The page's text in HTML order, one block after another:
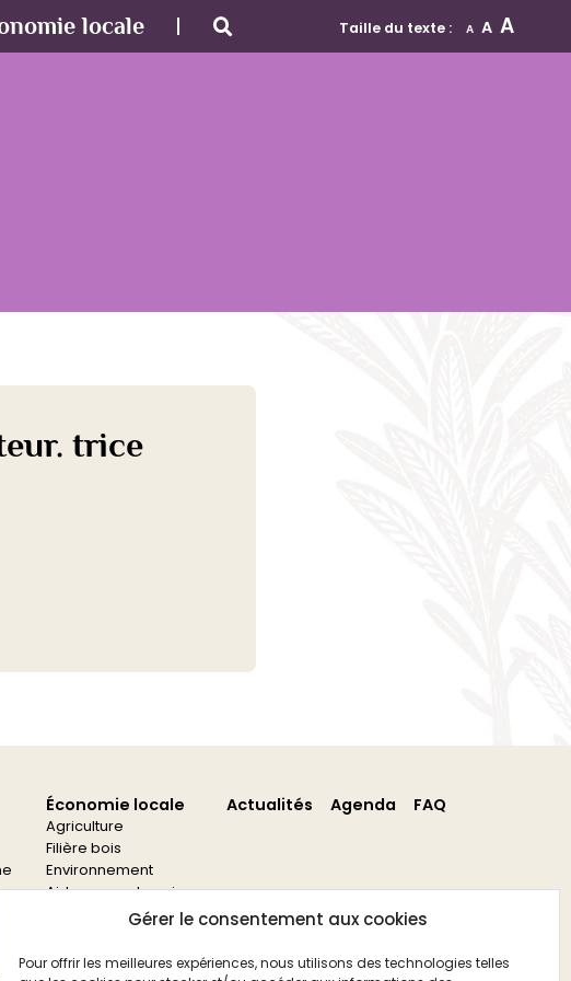
Gérer le consentement aux cookies
Pour offrir les meilleures expériences, nous utilisons des technologies telles
locale Taille du texte : A A A
trice
Économie locale
Agriculture
Filière bois
Environnement
Aides aux entreprises
Aides aux associations
Actualités Agenda FAQ